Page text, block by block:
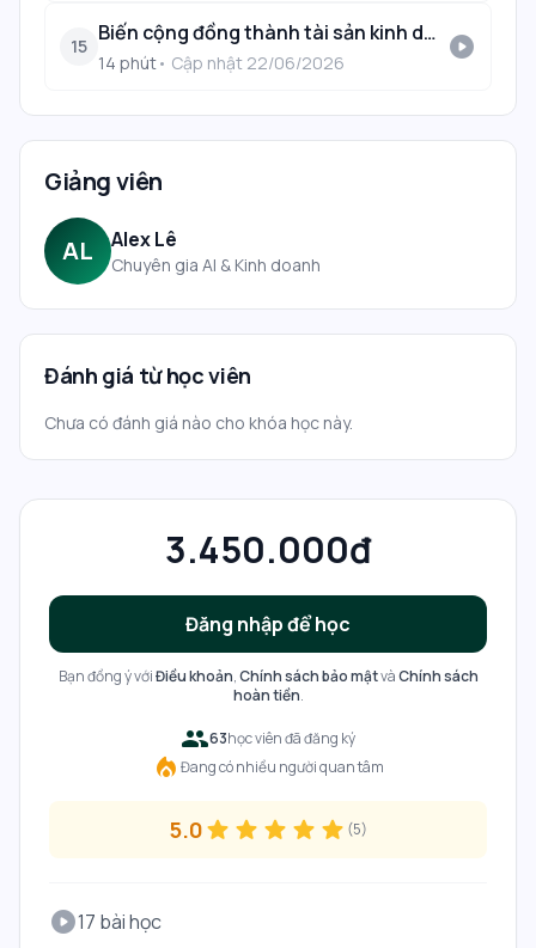
15
Biến cộng đồng thành tài sản kinh doanh
14 phút• Cập nhật 22/06/2026
play_circle
Giảng viên
AL Alex Lê
Chuyên gia AI & Kinh doanh
Đánh giá từ học viên
Chưa có đánh giá nào cho khóa học này.
3.450.000đ
Đăng nhập để học
Bạn đồng ý vớiĐiều khoản,Chính sách bảo mậtvàChính sách
hoàn tiền.
people63học viên đã đăng ký
local_fire_department Đang có nhiều người quan tâm
5.0star star star star star (5)
play_circle17 bài học